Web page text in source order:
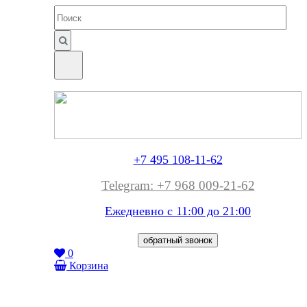
+7 495 108-11-62
Telegram: +7 968 009-21-62
Ежедневно с 11:00 до 21:00
обратный звонок
0
Корзина